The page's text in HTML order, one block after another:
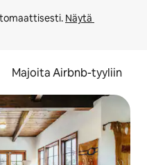
Näytä
Majoita Airbnb-tyyliin